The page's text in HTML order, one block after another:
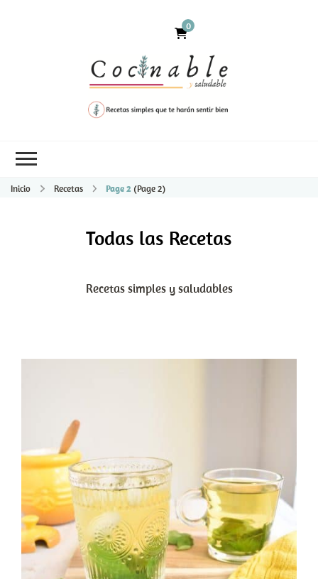
0
Inicio Recetas Page 2 (Page 2)
Todas las Recetas
Recetas simples y saludables